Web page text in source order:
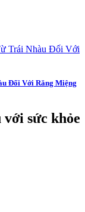
Đối Với Răng Miệng
với sức khỏe